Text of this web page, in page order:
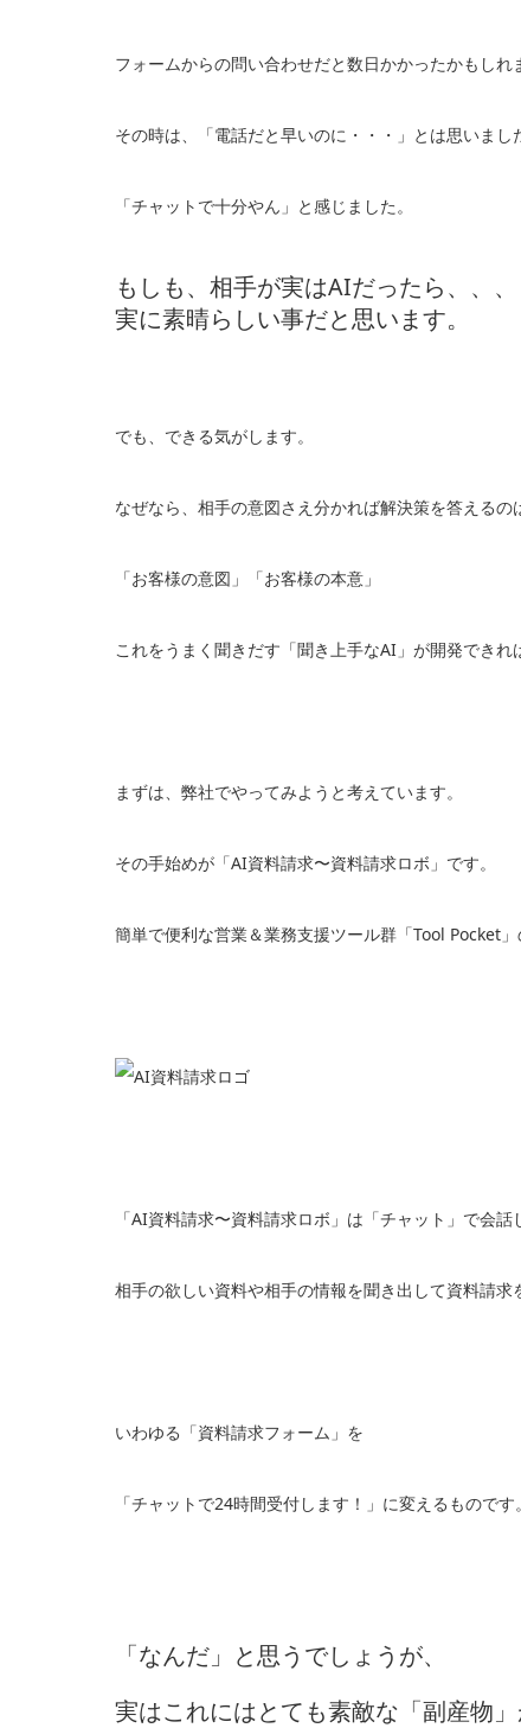
フォームからの問い合わせだと数日かかったかもしれ
その時は、「電話だと早いのに・・・」とは思いまし
「チャットで十分やん」と感じました。
もしも、相手が実はAIだったら、、、
実に素晴らしい事だと思います。
でも、できる気がします。
なぜなら、相手の意図さえ分かれば解決策を答えるの
「お客様の意図」「お客様の本意」
これをうまく聞きだす「聞き上手なAI」が開発できれ
まずは、弊社でやってみようと考えています。
その手始めが「AI資料請求〜資料請求ロボ」です。
簡単で便利な営業＆業務支援ツール群「Tool Pocket
「AI資料請求〜資料請求ロボ」は「チャット」で会話
相手の欲しい資料や相手の情報を聞き出して資料請求
いわゆる「資料請求フォーム」を
「チャットで24時間受付します！」に変えるものです。
「なんだ」と思うでしょうが、
実はこれにはとても素敵な「副産物」